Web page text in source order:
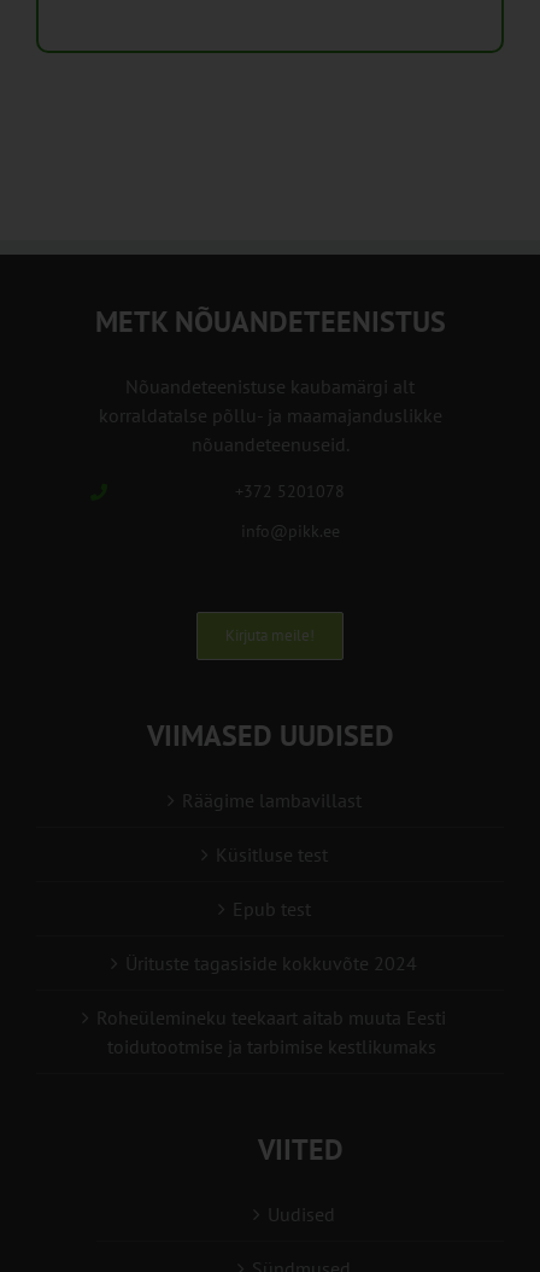
METK NÕUANDETEENISTUS
Nõuandeteenistuse kaubamärgi alt
korraldatalse põllu- ja maamajanduslikke
nõuandeteenuseid.
+372 5201078
info@pikk.ee
Kirjuta meile!
VIIMASED UUDISED
Räägime lambavillast
Küsitluse test
Epub test
Ürituste tagasiside kokkuvõte 2024
Roheülemineku teekaart aitab muuta Eesti
toidutootmise ja tarbimise kestlikumaks
VIITED
Uudised